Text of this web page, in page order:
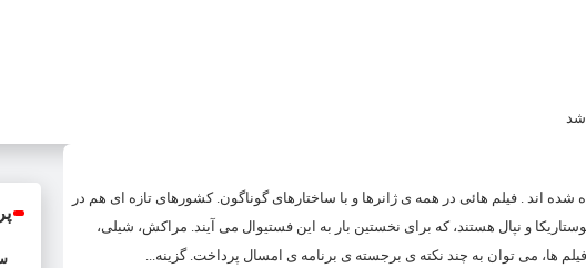
شد
کشور به دست جشنواره رسید، برگزیده شده اند . فیلم هائی در همه ی ژانرها و با ساختارهای گوناگون. کشورهای تازه ای هم در
و نپال هستند، که برای نخستین بار به این فستیوال می آیند. مراکش، شیلی،
ها، می توان به چند نکته ی برجسته ی برنامه ی امسال پرداخت. گزینه...